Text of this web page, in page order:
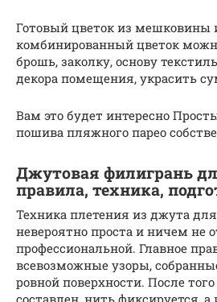
Готовый цветок из мешковины
комбинированный цветок
брошь, заколку, основу
декора помещения, украсить
Вам это будет интересно
пошива пляжного парео
Джутовая филигрань
правила, техника,
Техника плетения из джута
невероятно проста и ничем не
профессиональной. Главное
всевозможные узоры,
ровной поверхности. После